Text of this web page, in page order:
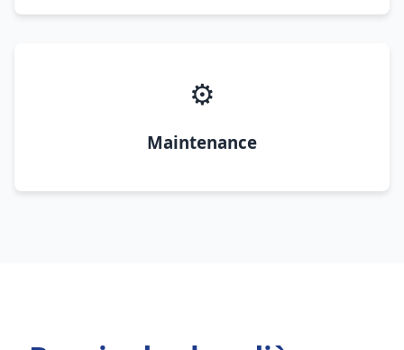
⚙️
Maintenance